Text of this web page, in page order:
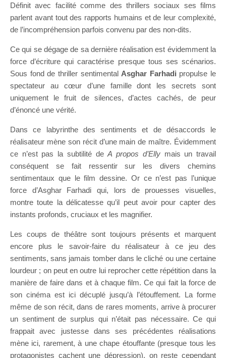
Définit avec facilité comme des thrillers sociaux ses films
parlent avant tout des rapports humains et de leur complexité,
de l’incompréhension parfois convenu par des non-dits.
Ce qui se dégage de sa dernière réalisation est évidemment la
force d’écriture qui caractérise presque tous ses scénarios.
Sous fond de thriller sentimental Asghar Farhadi propulse le
spectateur au cœur d’une famille dont les secrets sont
uniquement le fruit de silences, d’actes cachés, de peur
d’énoncé une vérité.
Dans ce labyrinthe des sentiments et de désaccords le
réalisateur mène son récit d’une main de maître. Évidemment
ce n’est pas la subtilité deA propos d’Ellymais un travail
conséquent se fait ressentir sur les divers chemins
sentimentaux que le film dessine. Or ce n’est pas l’unique
force d’Asghar Farhadi qui, lors de prouesses visuelles,
montre toute la délicatesse qu’il peut avoir pour capter des
instants profonds, cruciaux et les magnifier.
Les coups de théâtre sont toujours présents et marquent
encore plus le savoir-faire du réalisateur à ce jeu des
sentiments, sans jamais tomber dans le cliché ou une certaine
lourdeur ; on peut en outre lui reprocher cette répétition dans la
manière de faire dans et à chaque film. Ce qui fait la force de
son cinéma est ici décuplé jusqu’à l’étouffement. La forme
même de son récit, dans de rares moments, arrive à procurer
un sentiment de surplus qui n’était pas nécessaire. Ce qui
frappait avec justesse dans ses précédentes réalisations
mène ici, rarement, à une chape étouffante (presque tous les
protagonistes cachent une dépression), on reste cependant